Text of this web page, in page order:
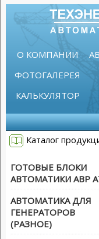
О КОМПАНИИ
ФОТОГАЛЕРЕЯ
КАЛЬКУЛЯТОР
Каталог
ГОТОВЫЕ БЛОКИ
АВТОМАТИКИ АВР
АВТОМАТИКА ДЛЯ
ГЕНЕРАТОРОВ
(РАЗНОЕ)